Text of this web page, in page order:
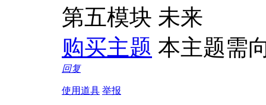
第五模块 未来
购买主题 本主题需
回复
使用道具 举报